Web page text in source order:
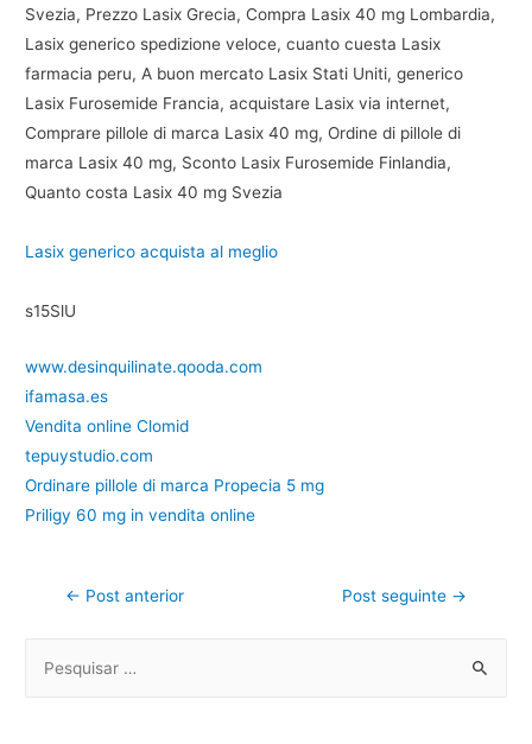
Svezia, Prezzo Lasix Grecia, Compra Lasix 40 mg Lombardia,
Lasix generico spedizione veloce, cuanto cuesta Lasix
farmacia peru, A buon mercato Lasix Stati Uniti, generico
Lasix Furosemide Francia, acquistare Lasix via internet,
Comprare pillole di marca Lasix 40 mg, Ordine di pillole di
marca Lasix 40 mg, Sconto Lasix Furosemide Finlandia,
Quanto costa Lasix 40 mg Svezia
Lasix generico acquista al meglio
s15SlU
www.desinquilinate.qooda.com
ifamasa.es
Vendita online Clomid
tepuystudio.com
Ordinare pillole di marca Propecia 5 mg
Priligy 60 mg in vendita online
← Post anterior Post seguinte →